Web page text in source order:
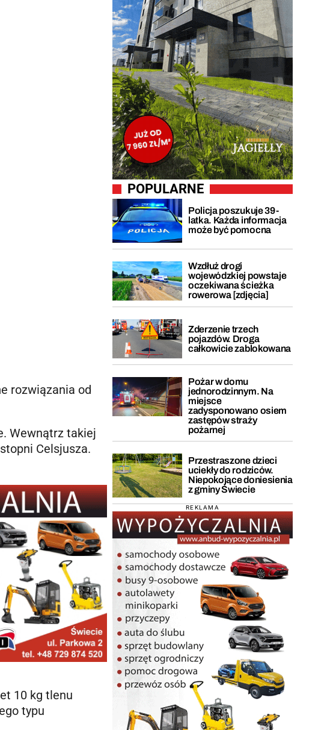
rozwiązania od
Wewnątrz takiej
Celsjusza.
10 kg tlenu
typu
POPULARNE
Policja poszukuje 39-
latka. Każda informacja
może być pomocna
Wzdłuż drogi
wojewódzkiej powstaje
oczekiwana ścieżka
rowerowa [zdjęcia]
Zderzenie trzech
pojazdów. Droga
całkowicie zablokowana
Pożar w domu
jednorodzinnym. Na
miejsce
zadysponowano osiem
zastępów straży
pożarnej
Przestraszone dzieci
uciekły do rodziców.
Niepokojące doniesienia
z gminy Świecie
REKLAMA